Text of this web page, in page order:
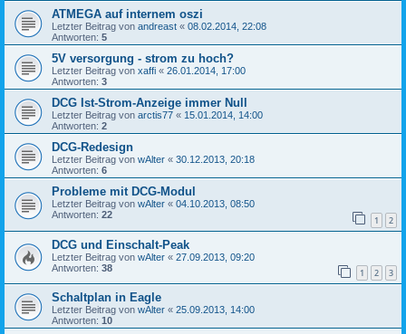
ATMEGA auf internem oszi
Letzter Beitrag von andreast « 08.02.2014, 22:08
Antworten: 5
5V versorgung - strom zu hoch?
Letzter Beitrag von xaffi « 26.01.2014, 17:00
Antworten: 3
DCG Ist-Strom-Anzeige immer Null
Letzter Beitrag von arctis77 « 15.01.2014, 14:00
Antworten: 2
DCG-Redesign
Letzter Beitrag von wAlter « 30.12.2013, 20:18
Antworten: 6
Probleme mit DCG-Modul
Letzter Beitrag von wAlter « 04.10.2013, 08:50
Antworten: 22 1 2
DCG und Einschalt-Peak
Letzter Beitrag von wAlter « 27.09.2013, 09:20
Antworten: 38 1 2 3
Schaltplan in Eagle
Letzter Beitrag von wAlter « 25.09.2013, 14:00
Antworten: 10